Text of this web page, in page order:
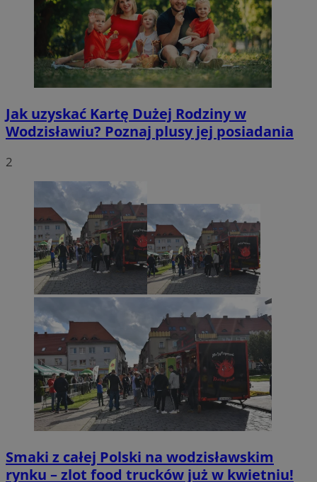
Jak uzyskać Kartę Dużej Rodziny w
Wodzisławiu? Poznaj plusy jej posiadania
2
Smaki z całej Polski na wodzisławskim
rynku – zlot food trucków już w kwietniu!